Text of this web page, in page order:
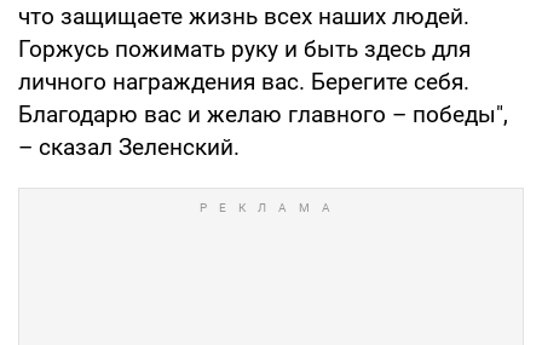
что защищаете жизнь всех наших людей.
Горжусь пожимать руку и быть здесь для
личного награждения вас. Берегите себя.
Благодарю вас и желаю главного – победы",
– сказал Зеленский.